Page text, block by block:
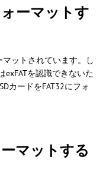
ーマットす
マットされています。し
exFATを認識できないた
カードをFAT32にフォ
マットする